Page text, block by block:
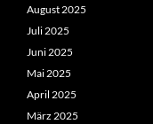
August 2025
Juli 2025
Juni 2025
Mai 2025
April 2025
März 2025